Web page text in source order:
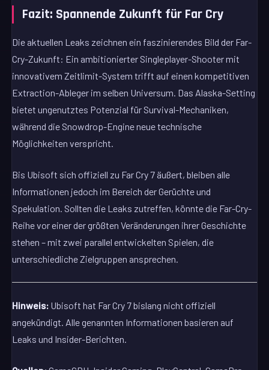
Fazit: Spannende Zukunft für Far Cry
Die aktuellen Leaks zeichnen ein faszinierendes Bild der Far-
Cry-Zukunft: Ein ambitionierter Singleplayer-Shooter mit
innovativem Zeitlimit-System trifft auf einen kompetitiven
Extraction-Ableger im selben Universum. Das Alaska-Setting
bietet ungenutztes Potenzial für Survival-Mechaniken,
während die Snowdrop-Engine neue technische
Möglichkeiten verspricht.
Bis Ubisoft sich offiziell zu Far Cry 7 äußert, bleiben alle
Informationen jedoch im Bereich der Gerüchte und
Spekulation. Sollten die Leaks zutreffen, könnte die Far-Cry-
Reihe vor einer der größten Veränderungen ihrer Geschichte
stehen – mit zwei parallel entwickelten Spielen, die
unterschiedliche Zielgruppen ansprechen.
Hinweis: Ubisoft hat Far Cry 7 bislang nicht offiziell
angekündigt. Alle genannten Informationen basieren auf
Leaks und Insider-Berichten.